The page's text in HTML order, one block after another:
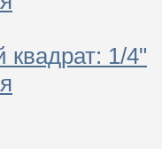
1/4"